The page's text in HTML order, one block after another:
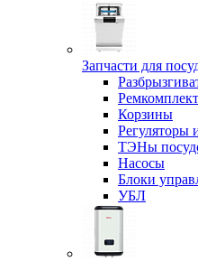
Запчасти для
Корзины
Регуляторы
ТЭНы
Насосы
Блоки
УБЛ